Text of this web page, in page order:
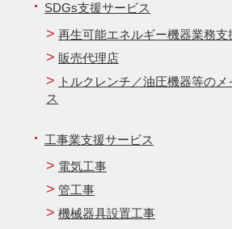
SDGs支援サービス
再生可能エネルギー機器業務支
販売代理店
トルクレンチ／油圧機器等の
ス
工事業支援サービス
電気工事
管工事
機械器具設置工事